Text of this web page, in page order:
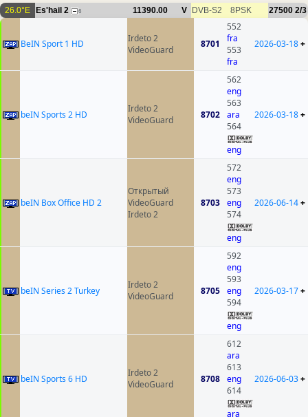
26.0°E Es'hail 2 6 11390.00 V DVB-S2 8PSK 27500 2/3
BeIN Sport 1 HD
Irdeto 2
VideoGuard
8701
552
fra
553
fra
2026-03-18+
beIN Sports 2 HD
Irdeto 2
VideoGuard
8702
562
eng
563
ara
564
eng
2026-03-18+
beIN Box Office HD 2
Открытый
VideoGuard
Irdeto 2
8703
572
eng
573
eng
574
eng
2026-06-14+
beIN Series 2 Turkey
Irdeto 2
VideoGuard
8705
592
eng
593
eng
594
eng
2026-03-17+
beIN Sports 6 HD
Irdeto 2
VideoGuard
8708
612
ara
613
eng
614
ara
2026-06-03+